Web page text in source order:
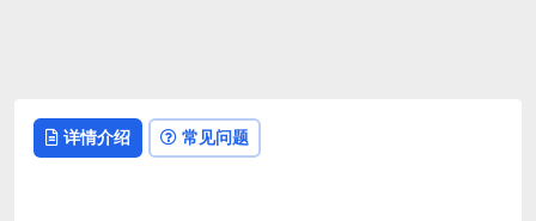
详情介绍 常见问题